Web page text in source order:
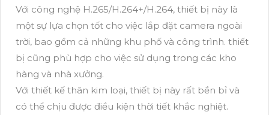
Với công nghệ H.265/H.264+/H.264, thiết bị này là
một sự lựa chọn tốt cho việc lắp đặt camera ngoài
trời, bao gồm cả những khu phố và công trình. thiết
bị cũng phù hợp cho việc sử dụng trong các kho
hàng và nhà xưởng.
Với thiết kế thân kim loại, thiết bị này rất bền bỉ và
có thể chịu được điều kiện thời tiết khắc nghiệt.